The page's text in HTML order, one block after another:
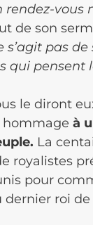
rendez-vous
de son
s’agit pas
qui pensent
le diront
hommage à
La
royalistes
pour
dernier roi de